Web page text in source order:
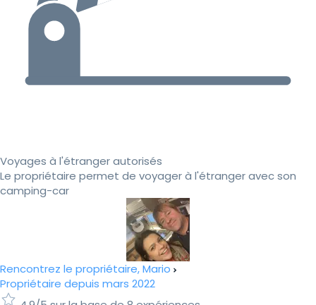
Voyages à l'étranger autorisés
Le propriétaire permet de voyager à l'étranger avec son
camping-car
Rencontrez le propriétaire, Mario
Propriétaire depuis mars 2022